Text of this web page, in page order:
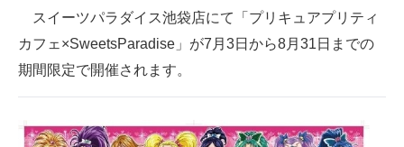
注目記事を集めた総合ページ
ITの今と未来を見通す
スマホと通信の最新トレンド
進化するPCとデバイスの未来
スイーツパラダイス池袋店にて「プリキュアプリティ
カフェ×SweetsParadise」が7月3日から8月31日までの
期間限定で開催されます。